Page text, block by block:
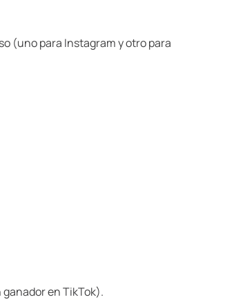
(uno para Instagram y otro para
en TikTok).